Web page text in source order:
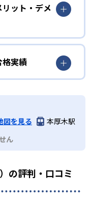
ている。このスタ
ため、教えてもらう
で学ぶ姿勢を身に
ちは、自らの学習
た範囲も学習でき
講スタイル
であれば、何曜日に
によっては自宅か
幼児向け
教材で、わかる楽し
ける。
内容も調整するた
力を身につけられ
い子ども向け
のやる気を引き出せ
を味わうことで、
生徒向け
ット・デメ
る？
るため、集中力や目
ことができる。ま
力に相応したレベ
気を損ねたり、簡
る？
・英語・国語の3教
ては他塾を検討す
格実績
公開していない。志
図を見る
本厚木駅
ん
の評判・口コミ